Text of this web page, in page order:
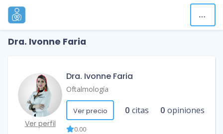
Dra. Ivonne Faria
Ver perfil
Dra. Ivonne Faria
Oftalmología
Ver precio 0 citas 0 opiniones
0.00